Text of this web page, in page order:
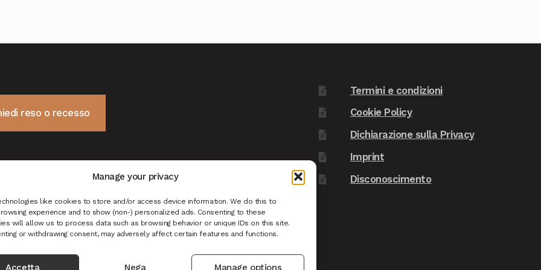
Manage your privacy
like cookies to store and/or access device information. We do this to
experience and to show (non-) personalized ads. Consenting to these
will allow us to process data such as browsing behavior or unique IDs on this site.
or withdrawing consent, may adversely affect certain features and functions.
Accetta Nega Manage options
reso o recesso
Termini e condizioni
Cookie Policy
Dichiarazione sulla Privacy
Imprint
Disconoscimento